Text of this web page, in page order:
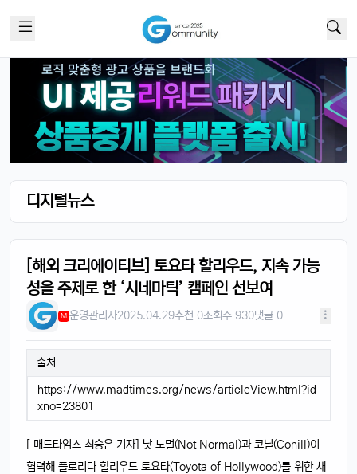
디지털뉴스
[해외 크리에이티브] 토요타 할리우드, 지속 가능
성을 주제로 한 ‘시네마틱’ 캠페인 선보여
M 운영관리자2025.04.29추천 0조회수 930댓글 0
출처
https://www.madtimes.org/news/articleView.html?id
xno=23801
[ 매드타임스 최승은 기자] 낫 노멀(Not Normal)과 코닐(Conill)이
협력해 플로리다 할리우드 토요타(Toyota of Hollywood)를 위한 새